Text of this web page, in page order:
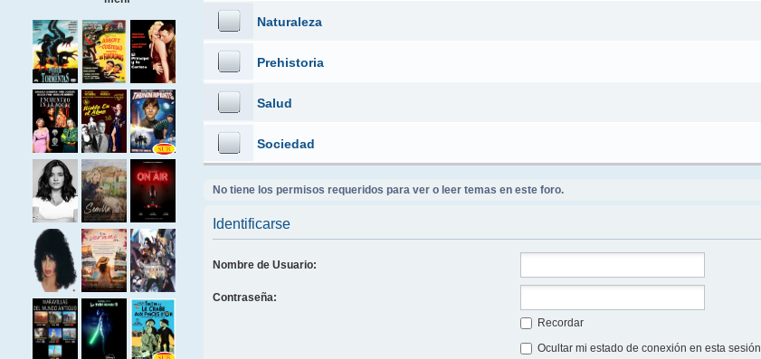
Naturaleza
Prehistoria
Salud
Sociedad
No tiene los permisos requeridos para ver o leer temas en este foro.
Identificarse
Nombre de Usuario:
Contraseña:
Recordar
Ocultar mi estado de conexión en esta sesión